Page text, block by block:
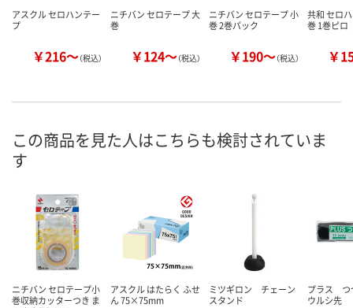
アスクル セロハンテー
プ
￥216～（税込）
ニチバン セロテープ 大
巻
￥124～（税込）
ニチバン セロテープ 小
巻 2巻パック
￥190～（税込）
共和 セロ
巻 1巻ピロ
￥
この商品を見た人はこちらも検討されていま
す
ニチバン セロテープ小
巻収納カッターつき ま
アスクル はたらく ふせ
ん 75×75mm
ミツギロン チェーン
スタンド
プラス
ウルシ先